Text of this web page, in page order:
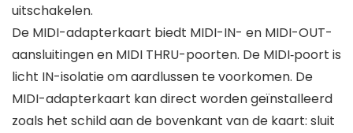
uitschakelen.
De MIDI-adapterkaart biedt MIDI-IN- en MIDI-OUT-
aansluitingen en MIDI THRU-poorten. De MIDI‑poort is
licht IN-isolatie om aardlussen te voorkomen. De
MIDI-adapterkaart kan direct worden geïnstalleerd
zoals het schild aan de bovenkant van de kaart: sluit